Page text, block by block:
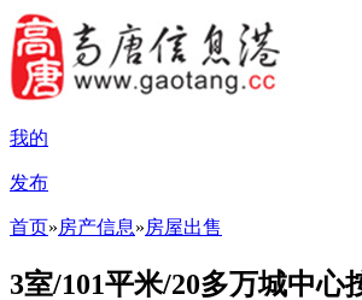
我的
发布
首页»房产信息»房屋出售
3室/101平米/20多万城中心